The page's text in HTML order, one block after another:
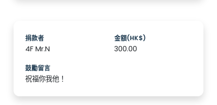
捐款者
4F Mr.N
金額(HK$)
300.00
鼓勵留言
祝福你我他！